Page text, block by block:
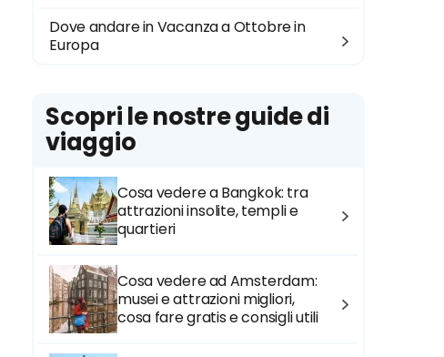
Dove andare in Vacanza a Ottobre in
Europa
Scopri le nostre guide di
viaggio
Cosa vedere a Bangkok: tra
attrazioni insolite, templi e
quartieri
Cosa vedere ad Amsterdam:
musei e attrazioni migliori,
cosa fare gratis e consigli utili